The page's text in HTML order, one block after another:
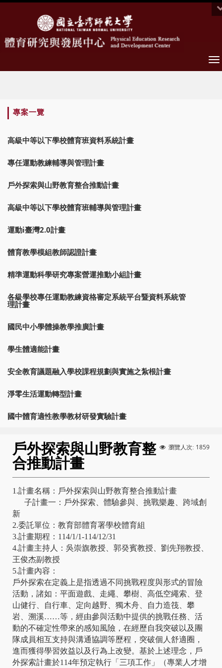
專案一覽
高級中等以下學校體育班資料系統計畫
專任運動教練輔導與管理計畫
戶外探索與山野教育整合推動計畫
高級中等以下學校體育班輔導與管理計畫
運動i臺灣2.0計畫
體育教學模組教師認證計畫
精準運動科學研究專案營運推動小組計畫
各級學校專任運動教練資格審定系統平台暨資料系統管
理計畫
國民中小學體操教學推廣計畫
學生體適能計畫
安全教育議題融入學校課程規劃與實施之紮根計畫
淨零生活運動轉型計畫
國中體育適性教學教材研發實驗計畫
瀏覽人次: 1859
戶外探索與山野教育整
合推動計畫
1.計畫名稱：戶外探索與山野教育整合推動計畫
子計畫一：戶外探索、體驗參與、挑戰樂趣、跨域創
新
2.委託單位：教育部體育署學校體育組
3.計畫期程：114/1/1-114/12/31
4.計畫主持人：吳崇旗教授、郭癸賓教授、劉先翔教授、
王俊杰副教授
5.計畫內容：
戶外探索在定義上是指透過不同挑戰程度與形式的冒險
活動，諸如：平面遊戲、走繩、攀樹、高低空繩索、登
山健行、自行車、定向越野、獨木舟、自力造筏、攀
岩、溯溪……等，經由參與活動中提供的挑戰任務、活
動的不確定性帶來的感知風險，在經歷自我突破以及團
隊成員相互支持與溝通協調等歷程，突破個人舒適圈，
進而獲得學習效益以及行為上改變。基於上述理念，戶
外探索計畫於114年預定執行「三項工作」（專業人才增